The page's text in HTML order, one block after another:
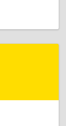
лет СССР